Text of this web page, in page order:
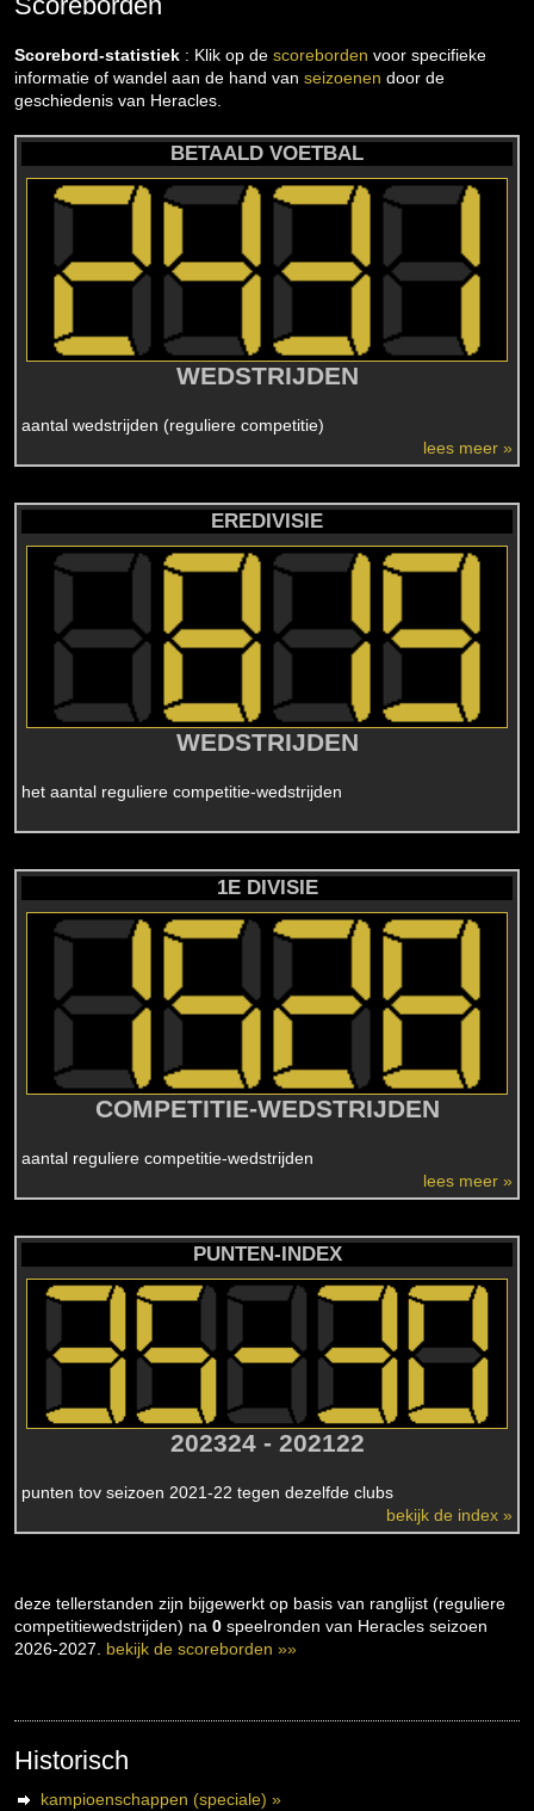
Scorebord-statistiek : Klik op de scoreborden voor specifieke
informatie of wandel aan de hand van seizoenen door de
geschiedenis van Heracles.
BETAALD VOETBAL
WEDSTRIJDEN
aantal wedstrijden (reguliere competitie)
lees meer »
EREDIVISIE
WEDSTRIJDEN
het aantal reguliere competitie-wedstrijden
1E DIVISIE
COMPETITIE-WEDSTRIJDEN
aantal reguliere competitie-wedstrijden
lees meer »
PUNTEN-INDEX
202324 - 202122
punten tov seizoen 2021-22 tegen dezelfde clubs
bekijk de index »
deze tellerstanden zijn bijgewerkt op basis van ranglijst (reguliere
competitiewedstrijden) na 0 speelronden van Heracles seizoen
2026-2027. bekijk de scoreborden »»
Historisch
kampioenschappen (speciale) »